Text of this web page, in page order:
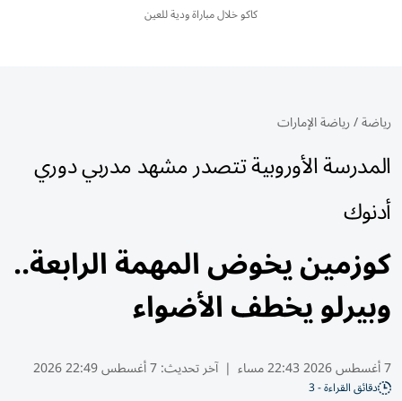
كاكو خلال مباراة ودية للعين
رياضة/رياضة الإمارات
المدرسة الأوروبية تتصدر مشهد مدربي دوري
أدنوك
كوزمين يخوض المهمة الرابعة..
وبيرلو يخطف الأضواء
7 أغسطس 2026 22:43 مساء | آخر تحديث:7 أغسطس 22:49 2026
دقائق القراءة - 3